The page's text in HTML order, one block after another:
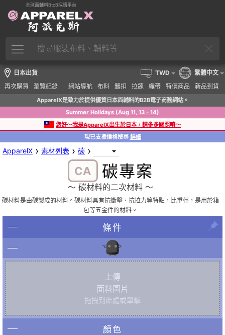
全球面輔料BtoB採購平台
日本出貨
再次購買
瀏覽紀錄 網站導航 布料 羈扣 拉鍊 織帶 特價商品 新品到貨
TWD 繁體中文
ApparelX是致力於提供優質日本面輔料的B2B電子商務網站。
Summer Holidays (Aug 11, 13 - 14)
您好～我是ApparelX出生於日本，請多多關照唷～
現已支援價格搜尋 詳細
ApparelX › 素材列表 › 碳 ›
CA 碳專案
〜 碳材料的二次材料 〜
碳材料是由碳製成的材料。碳材料具有抗衝擊、抗拉力等特點，比重輕，是用於箱
包等五金件的材料。
條件
上傳
面料圖片
拖拽到此處或單擊
顏色